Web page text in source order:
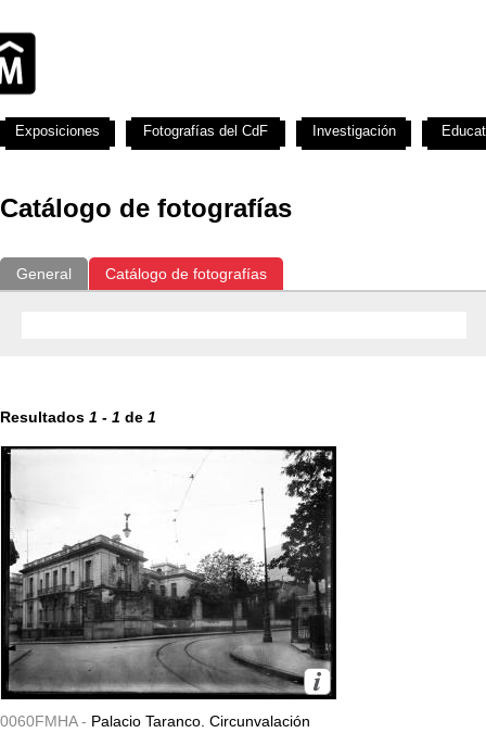
Catálogo de fotografías
General Catálogo de fotografías
Resultados 1 - 1 de 1
0060FMHA - Palacio Taranco. Circunvalación
Exposiciones Fotografías del CdF Investigación